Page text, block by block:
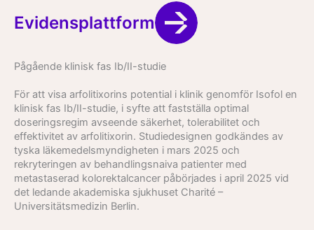
Evidensplattform
Pågående klinisk fas Ib/II-studie
För att visa arfolitixorins potential i klinik genomför Isofol en
klinisk fas Ib/II-studie, i syfte att fastställa optimal
doseringsregim avseende säkerhet, tolerabilitet och
effektivitet av arfolitixorin. Studiedesignen godkändes av
tyska läkemedelsmyndigheten i mars 2025 och
rekryteringen av behandlingsnaiva patienter med
metastaserad kolorektalcancer påbörjades i april 2025 vid
det ledande akademiska sjukhuset Charité –
Universitätsmedizin Berlin.